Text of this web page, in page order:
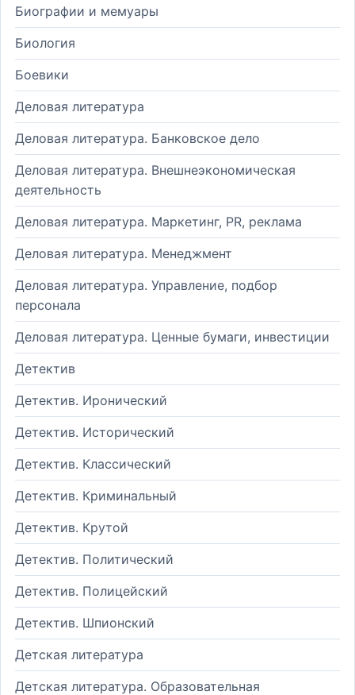
Биографии и мемуары
Биология
Боевики
Деловая литература
Деловая литература. Банковское дело
Деловая литература. Внешнеэкономическая
деятельность
Деловая литература. Маркетинг, PR, реклама
Деловая литература. Менеджмент
Деловая литература. Управление, подбор
персонала
Деловая литература. Ценные бумаги, инвестиции
Детектив
Детектив. Иронический
Детектив. Исторический
Детектив. Классический
Детектив. Криминальный
Детектив. Крутой
Детектив. Политический
Детектив. Полицейский
Детектив. Шпионский
Детская литература
Детская литература. Образовательная